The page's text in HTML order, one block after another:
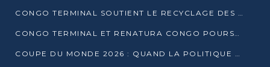
CONGO TERMINAL SOUTIENT LE RECYCLAGE DES DÉCHETS PLASTIQUES À POINTE-NOIRE
CONGO TERMINAL ET RENATURA CONGO POURSUIVENT LEUR COMBAT POUR LA BIODIVERSITÉ
COUPE DU MONDE 2026 : QUAND LA POLITIQUE MENACE L’UNIVERSALITÉ DU FOOTBALL